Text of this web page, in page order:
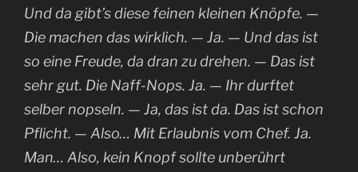
Und da gibt’s diese feinen kleinen Knöpfe. —
Die machen das wirklich. — Ja. — Und das ist
so eine Freude, da dran zu drehen. — Das ist
sehr gut. Die Naff-Nops. Ja. — Ihr durftet
selber nopseln. — Ja, das ist da. Das ist schon
Pflicht. — Also… Mit Erlaubnis vom Chef. Ja.
Man… Also, kein Knopf sollte unberührt